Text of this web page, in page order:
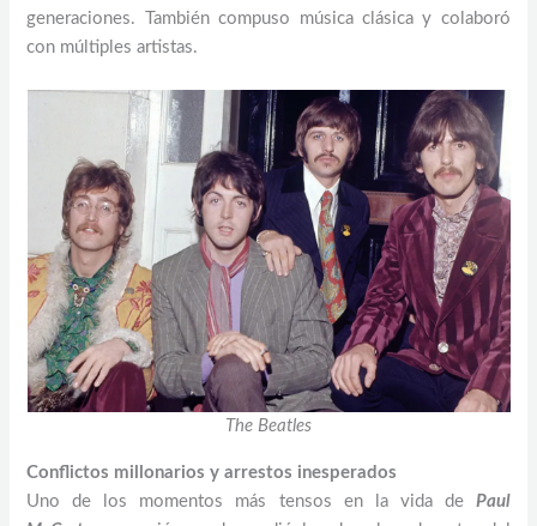
generaciones. También compuso música clásica y colaboró
con múltiples artistas.
The Beatles
Conflictos millonarios y arrestos inesperados
Uno de los momentos más tensos en la vida de Paul